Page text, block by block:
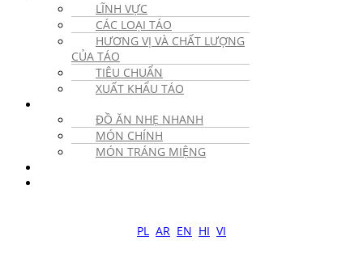
LĨNH VỰC
CÁC LOẠI TÁO
HƯƠNG VỊ VÀ CHẤT LƯỢNG
CỦA TÁO
TIÊU CHUẨN
XUẤT KHẨU TÁO
ĐỒ ĂN NHẸ NHANH
MÓN CHÍNH
MÓN TRÁNG MIỆNG
PL AR EN HI VI